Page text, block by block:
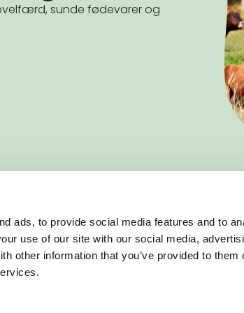
ads, to provide social media features and to
use of our site with our social media,
other information that you’ve provided to them
sunde fødevarer og
i arbejdet for mere og bedre
i Danmark
af Økologisk